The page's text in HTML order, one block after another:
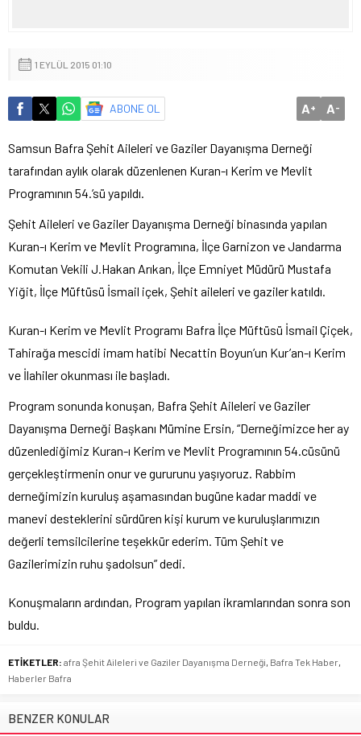
1 EYLÜL 2015 01:10
ABONE OL A+ A-
Samsun Bafra Şehit Aileleri ve Gaziler Dayanışma Derneği
tarafından aylık olarak düzenlenen Kuran-ı Kerim ve Mevlit
Programının 54.’sü yapıldı.
Şehit Aileleri ve Gaziler Dayanışma Derneği binasında yapılan
Kuran-ı Kerim ve Mevlit Programına, İlçe Garnizon ve Jandarma
Komutan Vekili J.Hakan Arıkan, İlçe Emniyet Müdürü Mustafa
Yiğit, İlçe Müftüsü İsmail içek, Şehit aileleri ve gaziler katıldı.
Kuran-ı Kerim ve Mevlit Programı Bafra İlçe Müftüsü İsmail Çiçek,
Tahirağa mescidi imam hatibi Necattin Boyun’un Kur’an-ı Kerim
ve İlahiler okunması ile başladı.
Program sonunda konuşan, Bafra Şehit Aileleri ve Gaziler
Dayanışma Derneği Başkanı Mümine Ersin, “Derneğimizce her ay
düzenlediğimiz Kuran-ı Kerim ve Mevlit Programının 54.cüsünü
gerçekleştirmenin onur ve gururunu yaşıyoruz. Rabbim
derneğimizin kuruluş aşamasından bugüne kadar maddi ve
manevi desteklerini sürdüren kişi kurum ve kuruluşlarımızın
değerli temsilcilerine teşekkür ederim. Tüm Şehit ve
Gazilerimizin ruhu şadolsun” dedi.
Konuşmaların ardından, Program yapılan ikramlarından sonra son
buldu.
ETİKETLER: afra Şehit Aileleri ve Gaziler Dayanışma Derneği Bafra Tek Haber
Haberler Bafra
BENZER KONULAR